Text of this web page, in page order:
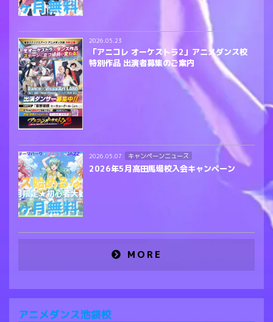
2026.05.23
「アニコレ オーケストラ2」アニメダンス校
特別作品 出演者募集のご案内
2026.05.07 キャンペーンニュース
2026年5月高田馬場校入会キャンペーン
MORE
アニメダンス池袋校